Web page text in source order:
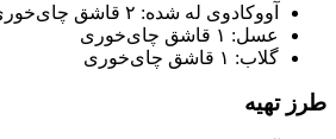
آووکادوی له شده: ۲ قاشق چای‌خوری
عسل: ۱ قاشق چای‌خوری
گلاب: ۱ قاشق چای‌خوری
طرز تهیه